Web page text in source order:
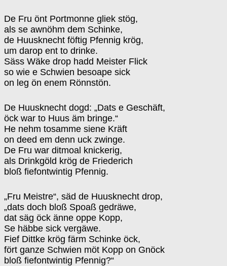
De Fru önt Portmonne gliek stög,
als se awnöhm dem Schinke,
de Huusknecht föftig Pfennig krög,
um darop ent to drinke.
Säss Wäke drop hadd Meister Flick
so wie e Schwien besoape sick
on leg ön enem Rönnstön.
De Huusknecht dogd: „Dats e Geschäft,
öck war to Huus äm bringe.“
He nehm tosamme siene Kräft
on deed em denn uck zwinge.
De Fru war ditmoal knickerig,
als Drinkgöld krög de Friederich
bloß fiefontwintig Pfennig.
„Fru Meistre“, säd de Huusknecht drop,
„dats doch bloß Spoaß gedräwe,
dat säg öck änne oppe Kopp,
Se häbbe sick vergäwe.
Fief Dittke krög färm Schinke öck,
fört ganze Schwien möt Kopp on Gnöck
bloß fiefontwintig Pfennig?“